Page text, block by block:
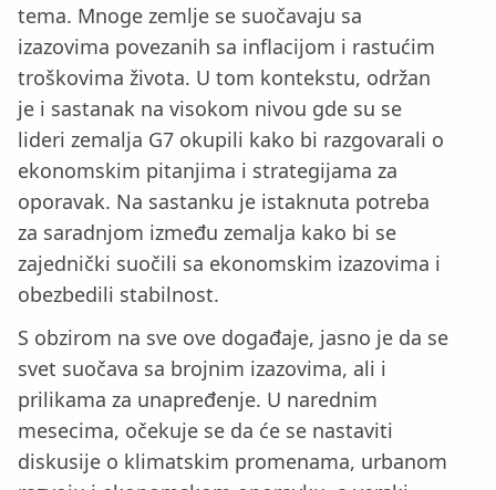
tema. Mnoge zemlje se suočavaju sa
izazovima povezanih sa inflacijom i rastućim
troškovima života. U tom kontekstu, održan
je i sastanak na visokom nivou gde su se
lideri zemalja G7 okupili kako bi razgovarali o
ekonomskim pitanjima i strategijama za
oporavak. Na sastanku je istaknuta potreba
za saradnjom između zemalja kako bi se
zajednički suočili sa ekonomskim izazovima i
obezbedili stabilnost.
S obzirom na sve ove događaje, jasno je da se
svet suočava sa brojnim izazovima, ali i
prilikama za unapređenje. U narednim
mesecima, očekuje se da će se nastaviti
diskusije o klimatskim promenama, urbanom